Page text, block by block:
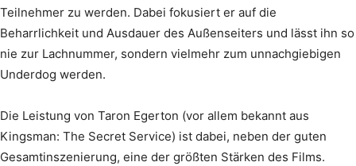
Teilnehmer zu werden. Dabei fokusiert er auf die
Beharrlichkeit und Ausdauer des Außenseiters und lässt ihn so
nie zur Lachnummer, sondern vielmehr zum unnachgiebigen
Underdog werden.
Die Leistung von Taron Egerton (vor allem bekannt aus
Kingsman: The Secret Service) ist dabei, neben der guten
Gesamtinszenierung, eine der größten Stärken des Films.